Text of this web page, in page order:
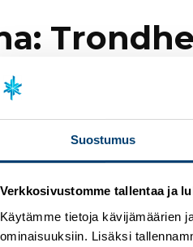
Suostumus
Verkkosivustomme tallentaa ja
Käytämme tietoja kävijämäärien
ominaisuuksiin. Lisäksi
historiallisesti MM-